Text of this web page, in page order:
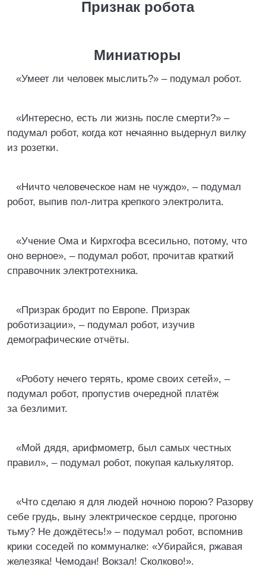
Признак робота
Миниатюры
«Умеет ли человек мыслить?» – подумал робот.
«Интересно, есть ли жизнь после смерти?» –
подумал робот, когда кот нечаянно выдернул вилку
из розетки.
«Ничто человеческое нам не чуждо», – подумал
робот, выпив пол-литра крепкого электролита.
«Учение Ома и Кирхгофа всесильно, потому, что
оно верное», – подумал робот, прочитав краткий
справочник электротехника.
«Призрак бродит по Европе. Призрак
роботизации», – подумал робот, изучив
демографические отчёты.
«Роботу нечего терять, кроме своих сетей», –
подумал робот, пропустив очередной платёж
за безлимит.
«Мой дядя, арифмометр, был самых честных
правил», – подумал робот, покупая калькулятор.
«Что сделаю я для людей ночною порою? Разорву
себе грудь, выну электрическое сердце, прогоню
тьму? Не дождётесь!» – подумал робот, вспомнив
крики соседей по коммуналке: «Убирайся, ржавая
железяка! Чемодан! Вокзал! Сколково!».